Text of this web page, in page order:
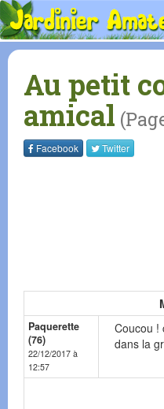
Au petit
amical
Facebook Twitter
Paquerette
(76)
22/12/2017 à
12:57
Coucou !
dans la